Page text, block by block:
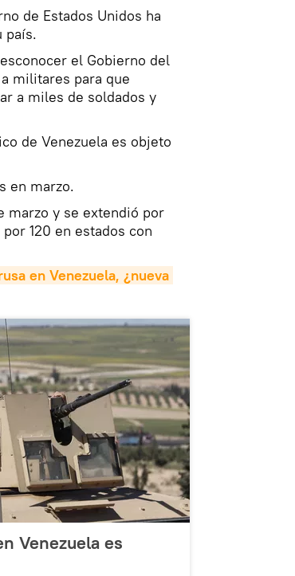
de Estados Unidos ha
país.
el Gobierno del
militares para que
a miles de soldados y
de Venezuela es objeto
en marzo.
marzo y se extendió por
120 en estados con
en Venezuela, ¿nueva
Venezuela es